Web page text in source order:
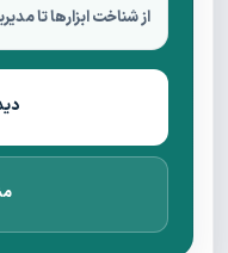
از شناخت ابزارها تا